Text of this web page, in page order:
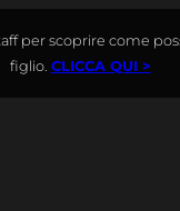
per scoprire come
figlio. CLICCA QUI >
Cerca